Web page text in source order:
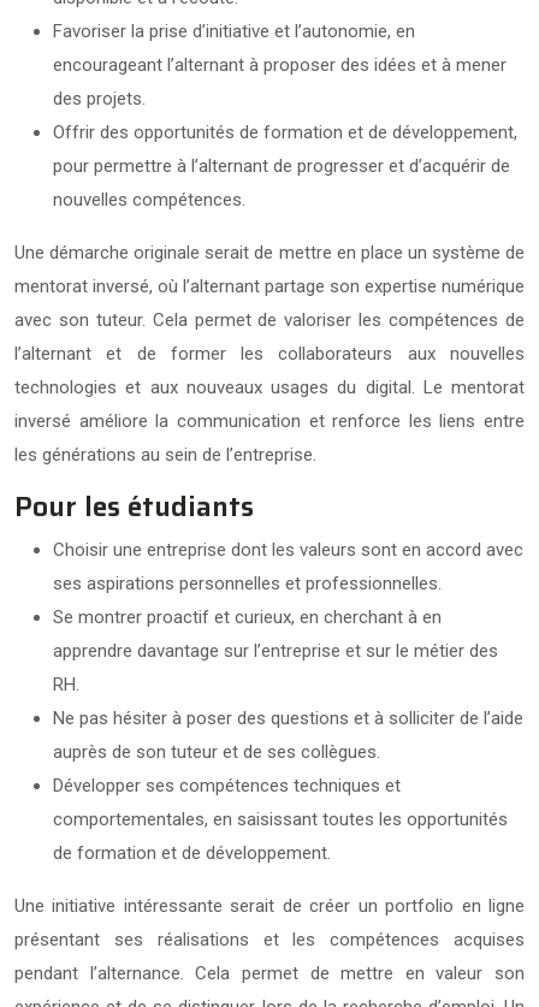
Favoriser la prise d’initiative et l’autonomie, en
encourageant l’alternant à proposer des idées et à mener
des projets.
Offrir des opportunités de formation et de développement,
pour permettre à l’alternant de progresser et d’acquérir de
nouvelles compétences.
Une démarche originale serait de mettre en place un système de
mentorat inversé, où l’alternant partage son expertise numérique
avec son tuteur. Cela permet de valoriser les compétences de
l’alternant et de former les collaborateurs aux nouvelles
technologies et aux nouveaux usages du digital. Le mentorat
inversé améliore la communication et renforce les liens entre
les générations au sein de l’entreprise.
Pour les étudiants
Choisir une entreprise dont les valeurs sont en accord avec
ses aspirations personnelles et professionnelles.
Se montrer proactif et curieux, en cherchant à en
apprendre davantage sur l’entreprise et sur le métier des
RH.
Ne pas hésiter à poser des questions et à solliciter de l’aide
auprès de son tuteur et de ses collègues.
Développer ses compétences techniques et
comportementales, en saisissant toutes les opportunités
de formation et de développement.
Une initiative intéressante serait de créer un portfolio en ligne
présentant ses réalisations et les compétences acquises
pendant l’alternance. Cela permet de mettre en valeur son